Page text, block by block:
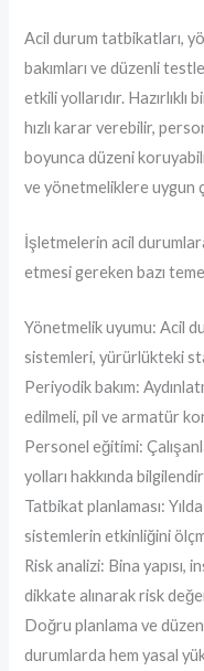
Acil durum tatbikatları,
bakımları ve düzenli
etkili yollarıdır.
hızlı karar verebilir,
boyunca düzeni
ve yönetmeliklere uygun
İşletmelerin acil
etmesi gereken bazı
Yönetmelik uyumu: Acil
sistemleri, yürürlükteki
Periyodik bakım:
edilmeli, pil ve armatür
Personel eğitimi:
yolları hakkında
Tatbikat planlaması:
sistemlerin etkinliğini
Risk analizi: Bina yapısı,
dikkate alınarak risk
Doğru planlama ve
durumlarda hem yasal